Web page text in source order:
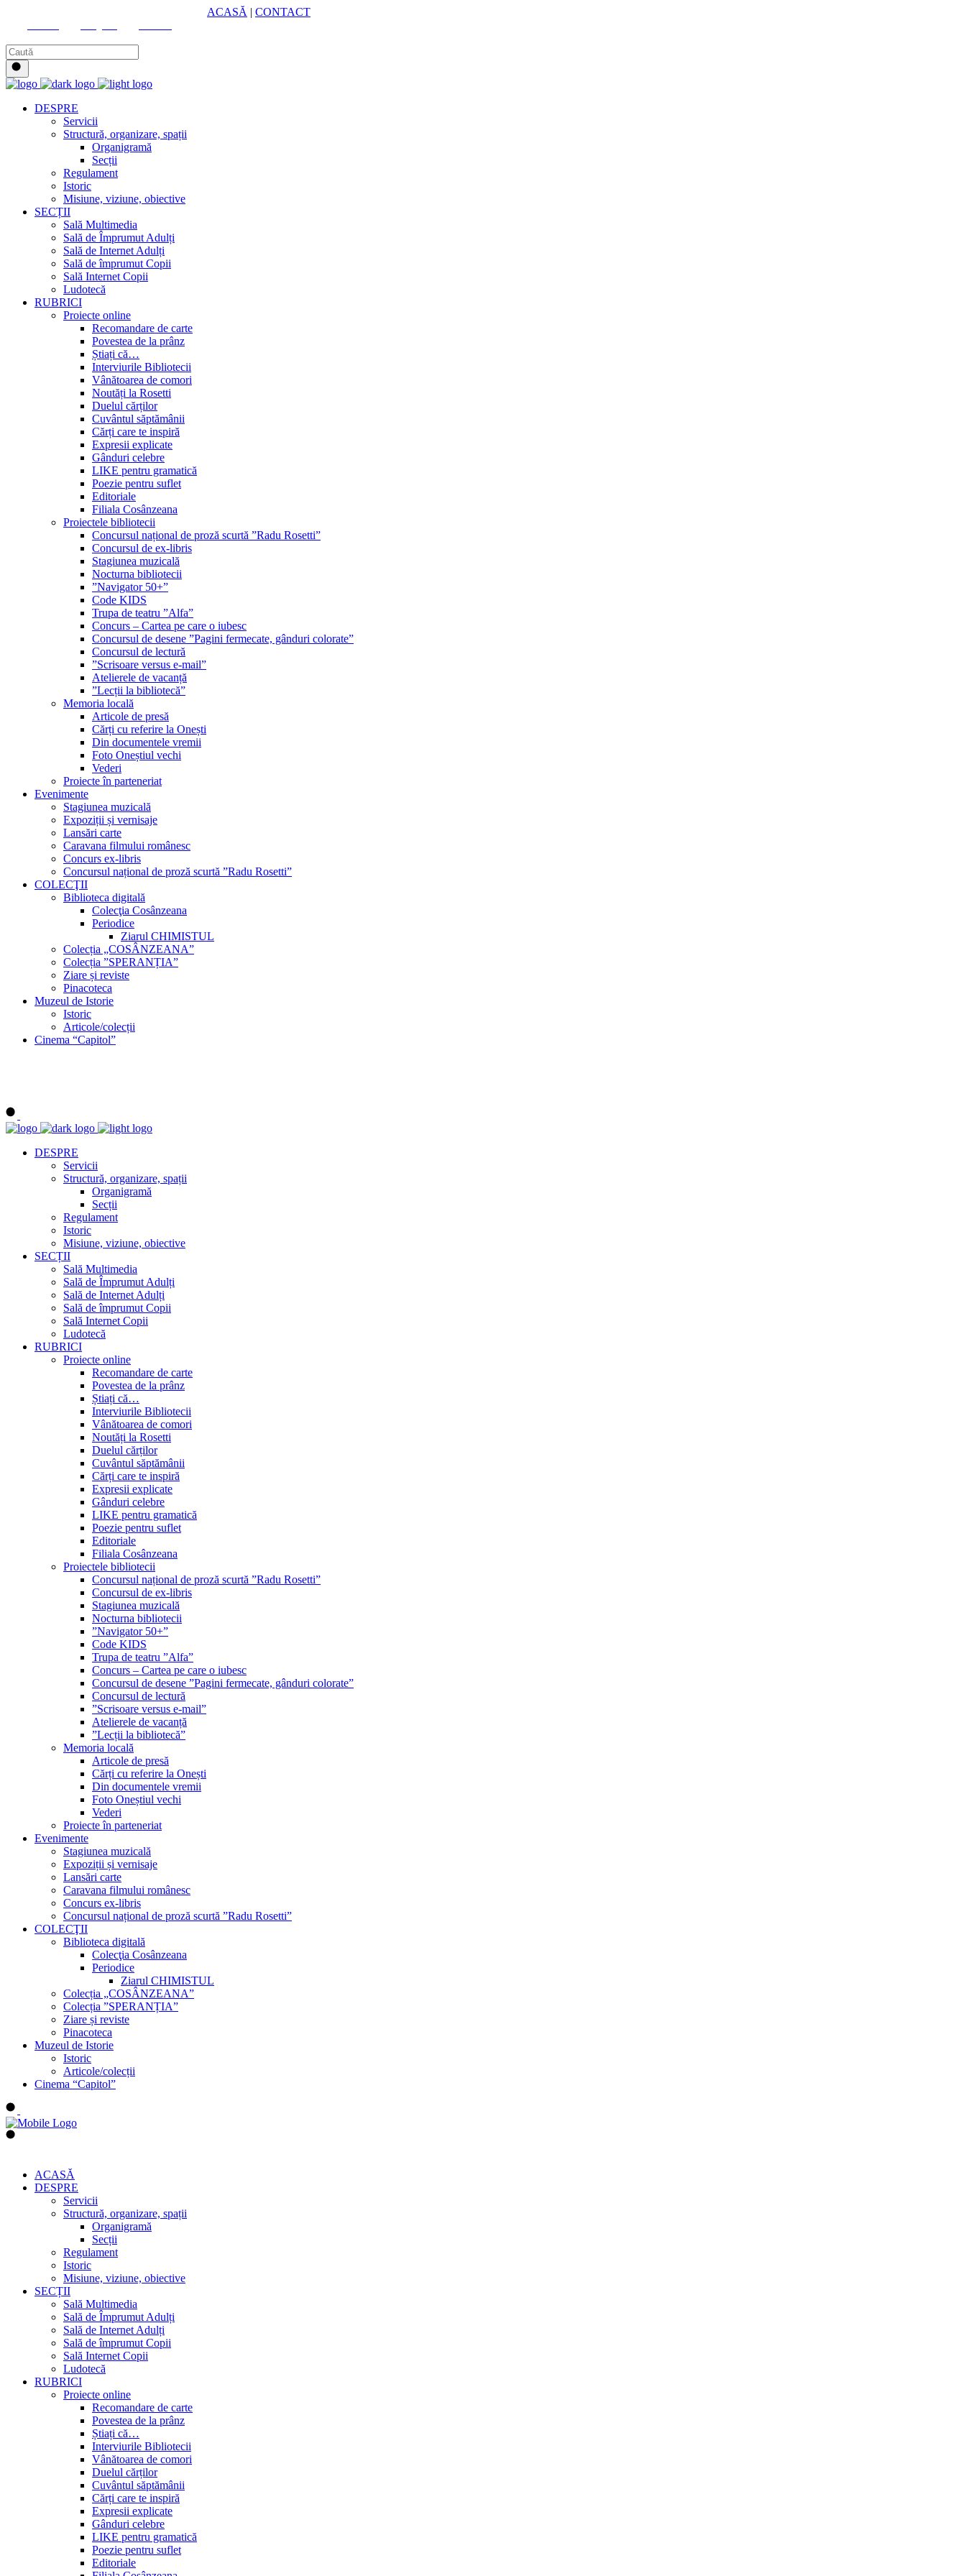
ACASĂ | CONTACT
DESPRE
Servicii
Structură, organizare, spații
Organigramă
Secții
Regulament
Istoric
Misiune, viziune, obiective
SECȚII
Sală Multimedia
Sală de Împrumut Adulți
Sală de Internet Adulți
Sală de împrumut Copii
Sală Internet Copii
Ludotecă
RUBRICI
Proiecte online
Recomandare de carte
Povestea de la prânz
Știați că…
Interviurile Bibliotecii
Vânătoarea de comori
Noutăți la Rosetti
Duelul cărților
Cuvântul săptămânii
Cărți care te inspiră
Expresii explicate
Gânduri celebre
LIKE pentru gramatică
Poezie pentru suflet
Editoriale
Filiala Cosânzeana
Proiectele bibliotecii
Concursul național de proză scurtă ”Radu Rosetti”
Concursul de ex-libris
Stagiunea muzicală
Nocturna bibliotecii
”Navigator 50+”
Code KIDS
Trupa de teatru ”Alfa”
Concurs – Cartea pe care o iubesc
Concursul de desene ”Pagini fermecate, gânduri colorate”
Concursul de lectură
”Scrisoare versus e-mail”
Atelierele de vacanță
”Lecții la bibliotecă”
Memoria locală
Articole de presă
Cărți cu referire la Onești
Din documentele vremii
Foto Oneștiul vechi
Vederi
Proiecte în parteneriat
Evenimente
Stagiunea muzicală
Expoziții și vernisaje
Lansări carte
Caravana filmului românesc
Concurs ex-libris
Concursul național de proză scurtă ”Radu Rosetti”
COLECŢII
Biblioteca digitală
Colecţia Cosânzeana
Periodice
Ziarul CHIMISTUL
Colecția „COSÂNZEANA”
Colecția ”SPERANȚIA”
Ziare și reviste
Pinacoteca
Muzeul de Istorie
Istoric
Articole/colecții
Cinema “Capitol”
DESPRE
Servicii
Structură, organizare, spații
Organigramă
Secții
Regulament
Istoric
Misiune, viziune, obiective
SECȚII
Sală Multimedia
Sală de Împrumut Adulți
Sală de Internet Adulți
Sală de împrumut Copii
Sală Internet Copii
Ludotecă
RUBRICI
Proiecte online
Recomandare de carte
Povestea de la prânz
Știați că…
Interviurile Bibliotecii
Vânătoarea de comori
Noutăți la Rosetti
Duelul cărților
Cuvântul săptămânii
Cărți care te inspiră
Expresii explicate
Gânduri celebre
LIKE pentru gramatică
Poezie pentru suflet
Editoriale
Filiala Cosânzeana
Proiectele bibliotecii
Concursul național de proză scurtă ”Radu Rosetti”
Concursul de ex-libris
Stagiunea muzicală
Nocturna bibliotecii
”Navigator 50+”
Code KIDS
Trupa de teatru ”Alfa”
Concurs – Cartea pe care o iubesc
Concursul de desene ”Pagini fermecate, gânduri colorate”
Concursul de lectură
”Scrisoare versus e-mail”
Atelierele de vacanță
”Lecții la bibliotecă”
Memoria locală
Articole de presă
Cărți cu referire la Onești
Din documentele vremii
Foto Oneștiul vechi
Vederi
Proiecte în parteneriat
Evenimente
Stagiunea muzicală
Expoziții și vernisaje
Lansări carte
Caravana filmului românesc
Concurs ex-libris
Concursul național de proză scurtă ”Radu Rosetti”
COLECŢII
Biblioteca digitală
Colecţia Cosânzeana
Periodice
Ziarul CHIMISTUL
Colecția „COSÂNZEANA”
Colecția ”SPERANȚIA”
Ziare și reviste
Pinacoteca
Muzeul de Istorie
Istoric
Articole/colecții
Cinema “Capitol”
ACASĂ
DESPRE
Servicii
Structură, organizare, spații
Organigramă
Secții
Regulament
Istoric
Misiune, viziune, obiective
SECȚII
Sală Multimedia
Sală de Împrumut Adulți
Sală de Internet Adulți
Sală de împrumut Copii
Sală Internet Copii
Ludotecă
RUBRICI
Proiecte online
Recomandare de carte
Povestea de la prânz
Știați că…
Interviurile Bibliotecii
Vânătoarea de comori
Duelul cărților
Cuvântul săptămânii
Cărți care te inspiră
Expresii explicate
Gânduri celebre
LIKE pentru gramatică
Poezie pentru suflet
Editoriale